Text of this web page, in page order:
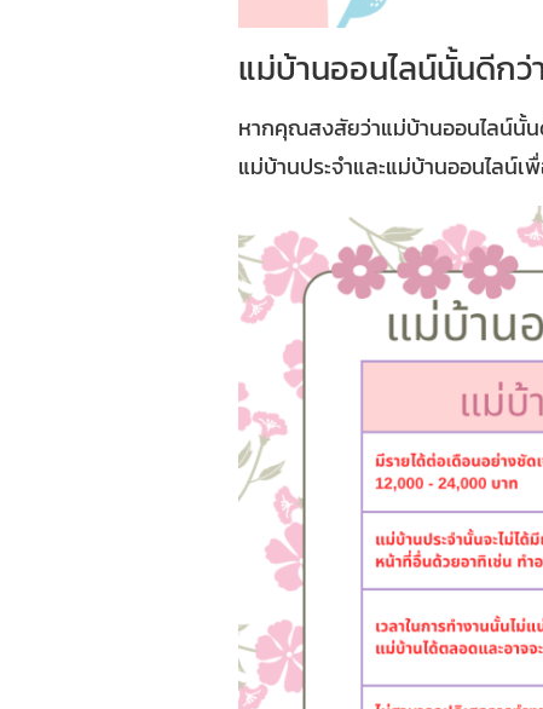
แม่บ้านออนไลน์นั้นดีกว่
หากคุณสงสัยว่าแม่บ้านออนไลน์นั้น
แม่บ้านประจำและแม่บ้านออนไลน์